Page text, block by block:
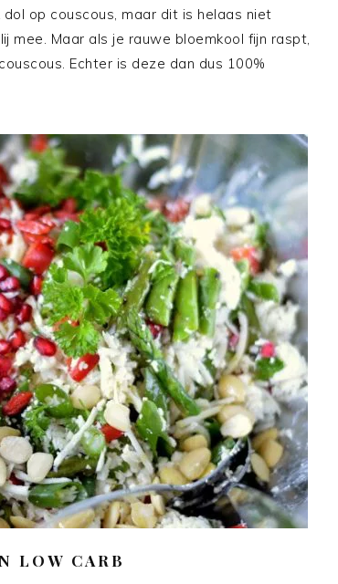
op couscous, maar dit is helaas niet
mee. Maar als je rauwe bloemkool fijn raspt,
Echter is deze dan dus 100%
LOW CARB